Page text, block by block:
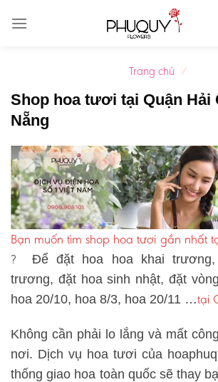
Trang chủ /
Shop hoa tươi tại Quận Hải
Nẵng
Bạn muốn tìm shop hoa tươi gần nhất
? Để đặt hoa hoa khai trương,
trương, đặt hoa sinh nhật, đặt
hoa 20/10, hoa 8/3, hoa 20/11 …tại
Không cần phải lo lắng và mất
nơi. Dịch vụ hoa tươi của
thống giao hoa toàn quốc sẽ thay